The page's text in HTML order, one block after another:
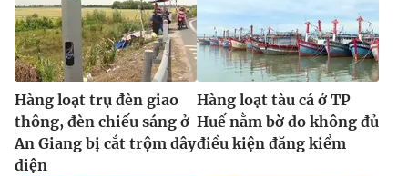
® Cấm sao chép dưới mọi hình thức nếu không có sự chấp
thuận bằng văn bản. Ghi rõ nguồn VTV.vn khi phát hành lại
thông tin từ website này.
Hàng loạt trụ đèn giao
thông, đèn chiếu sáng ở
An Giang bị cắt trộm dây
điện
Hàng loạt tàu cá ở TP
Huế nằm bờ do không đủ
điều kiện đăng kiểm